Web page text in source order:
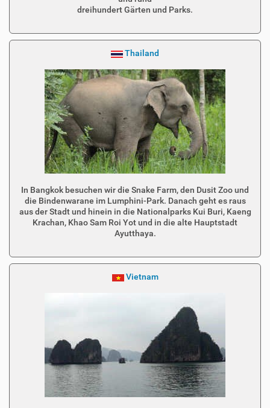
dreihundert Gärten und Parks.
Thailand
In Bangkok besuchen wir die Snake Farm, den Dusit Zoo und
die Bindenwarane im Lumphini-Park. Danach geht es raus
aus der Stadt und hinein in die Nationalparks Kui Buri, Kaeng
Krachan, Khao Sam Roi Yot und in die alte Hauptstadt
Ayutthaya.
Vietnam